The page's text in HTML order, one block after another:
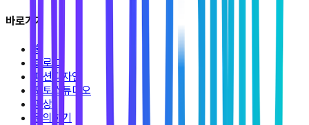
바로가기
홈
블로그
패션디자인
포토스튜디오
명상
문의하기